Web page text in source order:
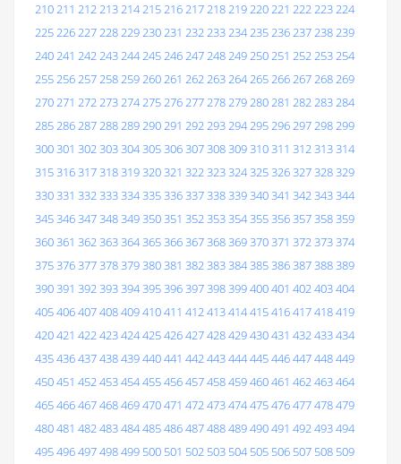
210211 212213214215216217218219220221 222223224
225226227228229230231 232233234235236237238239
240241 242243244245246247248249250251 252253254
255256257258259260261 262263264265266267268269
270271 272273274275276277278279280281 282283284
285286287288289290291 292293294295296297298299
300301 302303304305306307308309310311 312313314
315316317318319320321 322323324325326327328329
330331 332333334335336337338339340341 342343344
345346347348349350351 352353354355356357358359
360361 362363364365366367368369370371 372373374
375376377378379380381 382383384385386387388389
390391 392393394395396397398399400401 402403404
405406407408409410411 412413414415416417418419
420421 422423424425426427428429430431 432433434
435436437438439440441 442443444445446447448449
450451 452453454455456457458459460461 462463464
465466467468469470471 472473474475476477478479
480481 482483484485486487488489490491 492493494
495496497498499 500 501 502 503 504 505 506 507 508 509